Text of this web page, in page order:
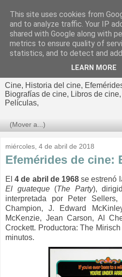
El cultural
Cine, Historia del cine,
Biografías de cine, Libros de
Películas,
miércoles, 4 de abril de 2018
Efemérides de cine:
El4 de abril de 1968 se estrenó
El guateque(The Party),
interpretada por Peter
Champion, J. Edward
McKenzie, Jean Carson, Al
Crockett. Productora: The
minutos.
This site uses cookies from
and to analyze traffic. Your IP
shared with Google along with
metrics to ensure quality of
statistics, and to detect and
LEARN MORE